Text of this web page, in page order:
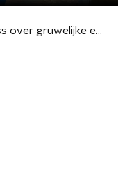
Jason Bhugwandass over gruwelijke ervaringen van jongeren met psychiatrische problemen in ZIKOS-afdelingen